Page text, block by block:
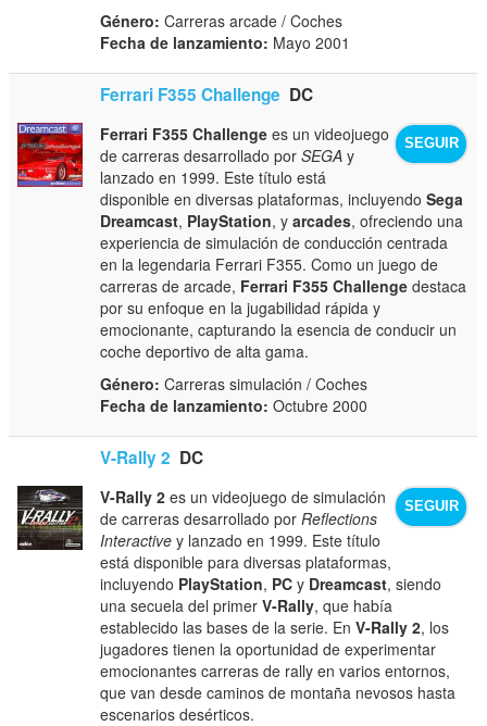
Género: Carreras arcade / Coches
Fecha de lanzamiento: Mayo 2001
Ferrari F355 Challenge DC
SEGUIR
Ferrari F355 Challenge es un videojuego
de carreras desarrollado porSEGA y
lanzado en 1999. Este título está
disponible en diversas plataformas, incluyendoSega
Dreamcast, PlayStation, yarcades, ofreciendo una
experiencia de simulación de conducción centrada
en la legendaria Ferrari F355. Como un juego de
carreras de arcade, Ferrari F355 Challenge destaca
por su enfoque en la jugabilidad rápida y
emocionante, capturando la esencia de conducir un
coche deportivo de alta gama.
Género: Carreras simulación / Coches
Fecha de lanzamiento: Octubre 2000
V-Rally 2 DC
SEGUIR
V-Rally 2 es un videojuego de simulación
de carreras desarrollado por Reflections
Interactive y lanzado en 1999. Este título
está disponible para diversas plataformas,
incluyendo PlayStation, PC y Dreamcast, siendo
una secuela del primerV-Rally, que había
establecido las bases de la serie. EnV-Rally 2, los
jugadores tienen la oportunidad de experimentar
emocionantes carreras de rally en varios entornos,
que van desde caminos de montaña nevosos hasta
escenarios desérticos.